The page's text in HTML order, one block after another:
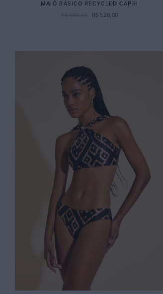
MAIÔ BÁSICO RECYCLED CAPRI
R$ 528, 00